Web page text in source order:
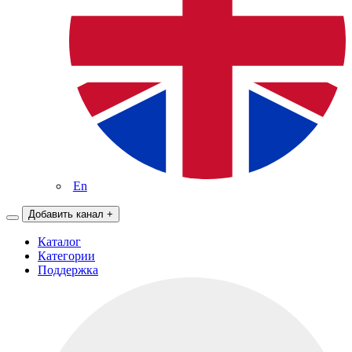
En
Добавить канал +
Каталог
Категории
Поддержка